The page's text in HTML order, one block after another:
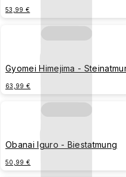
53,99 €
Gyomei Himejima -
63,99 €
Obanai Iguro - Biestatmung
50,99 €